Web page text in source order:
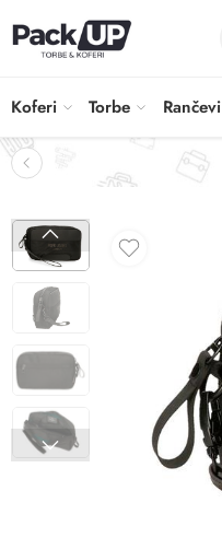
Koferi Torbe Rančevi